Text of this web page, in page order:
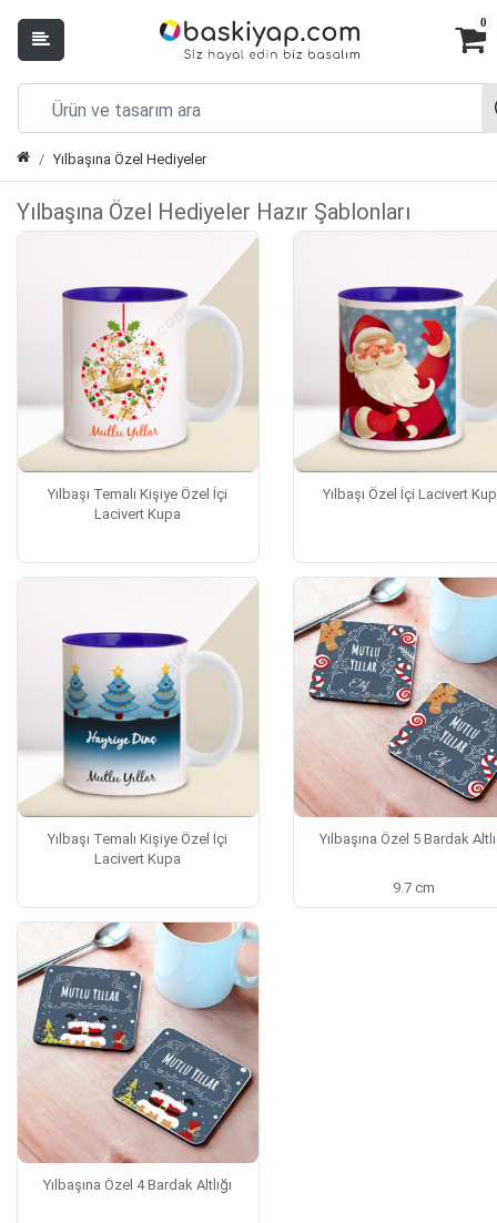
0
Yılbaşına Özel Hediyeler
Yılbaşına Özel Hediyeler Hazır Şablonları
Yılbaşı Temalı Kişiye Özel İçi
Lacivert Kupa
Yılbaşı Özel İçi Lacivert
Yılbaşı Temalı Kişiye Özel İçi
Lacivert Kupa
Yılbaşına Özel 5 Bardak
9.7 cm
Yılbaşına Özel 4 Bardak Altlığı